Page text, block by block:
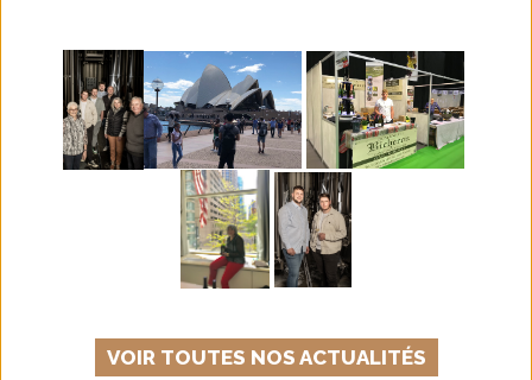
VOIR TOUTES NOS ACTUALITÉS